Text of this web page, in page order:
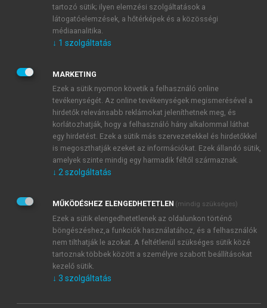
JELSZÓ
JELSZÓ ÚJRA
Kérek értesítést a MeRSZ újdonságairól, akcióiról.
Kérek értesítést az Akadémiai Kiadó Zrt. újdonságairól,
Adatkezelési tájékoztatóbanfoglaltakat tudomásul
veszem és elfogadom.
Általános vásárlási feltételeket, valamint a szotar.netés a
mersz.huoldalak licencszerződéseiben foglaltakat
tudomásul veszem és elfogadom.
KIPRÓBÁLOM
tartozó sütik; ilyen elemzési szolgáltatások a
látogatóelemzések, a hőtérképek és a közösségi
médiaanalitika.
↓ 1 szolgáltatás
MARKETING
Ezek a sütik nyomon követik a felhasználó online
tevékenységét. Az online tevékenységek megismerésével a
hirdetők relevánsabb reklámokat jeleníthetnek meg, és
korlátozhatják, hogy a felhasználó hány alkalommal láthat
egy hirdetést. Ezek a sütik más szervezetekkel és hirdetőkkel
is megoszthatják ezeket az információkat. Ezek állandó sütik,
amelyek szinte mindig egy harmadik féltől származnak.
↓ 2 szolgáltatás
MŰKÖDÉSHEZ ELENGEDHETETLEN (mindig szükséges)
Ezek a sütik elengedhetetlenek az oldalunkon történő
böngészéshez,a funkciók használatához, és a felhasználók
nem tilthatják le azokat. A feltétlenül szükséges sütik közé
tartoznak többek között a személyre szabott beállításokat
kezelő sütik.
↓ 3 szolgáltatás